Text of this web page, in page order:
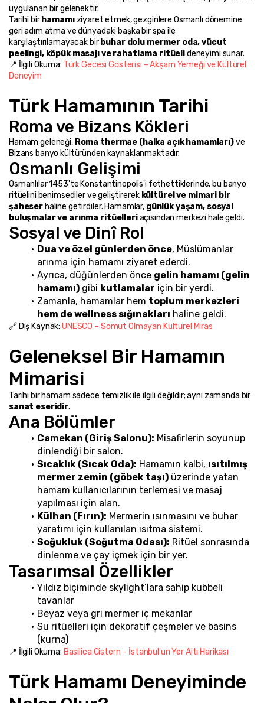
uygulanan bir gelenektir.
Tarihi bir hamamı ziyaret etmek, gezginlere Osmanlı dönemine
geri adım atma ve dünyadaki başka bir spa ile
karşılaştırılamayacak bir buhar dolu mermer oda, vücut
peelingi, köpük masajı ve rahatlama ritüeli deneyimi sunar.
📍 İlgili Okuma: Türk Gecesi Gösterisi – Akşam Yemeği ve Kültürel
Deneyim
Türk Hamamının Tarihi
Roma ve Bizans Kökleri
Hamam geleneği, Roma thermae (halka açık hamamları) ve
Bizans banyo kültüründen kaynaklanmaktadır.
Osmanlı Gelişimi
Osmanlılar 1453'te Konstantinopolis'i fethettiklerinde, bu banyo
ritüelini benimsediler ve geliştirerek kültürel ve mimari bir
şaheser haline getirdiler. Hamamlar, günlük yaşam, sosyal
buluşmalar ve arınma ritüelleri açısından merkezi hale geldi.
Sosyal ve Dinî Rol
Dua ve özel günlerden önce, Müslümanlar
arınma için hamamı ziyaret ederdi.
Ayrıca, düğünlerden önce gelin hamamı (gelin
hamamı) gibi kutlamalar için bir yerdi.
Zamanla, hamamlar hem toplum merkezleri
hem de wellness sığınakları haline geldi.
🔗 Dış Kaynak: UNESCO – Somut Olmayan Kültürel Miras
Geleneksel Bir Hamamın
Mimarisi
sanat eseridir.
Ana Bölümler
Camekan (Giriş Salonu): Misafirlerin soyunup
dinlendiği bir salon.
Sıcaklık (Sıcak Oda): Hamamın kalbi, ısıtılmış
mermer zemin (göbek taşı) üzerinde yatan
hamam kullanıcılarının terlemesi ve masaj
yapılması için alan.
Külhan (Fırın): Mermerin ısınmasını ve buhar
yaratımı için kullanılan ısıtma sistemi.
Soğukluk (Soğutma Odası): Ritüel sonrasında
dinlenme ve çay içmek için bir yer.
Tasarımsal Özellikler
Yıldız biçiminde skylight’lara sahip kubbeli
tavanlar
Beyaz veya gri mermer iç mekanlar
Su ritüelleri için dekoratif çeşmeler ve basins
(kurna)
📍 İlgili Okuma: Basilica Cistern – İstanbul'un Yer Altı Harikası
Türk Hamamı Deneyiminde